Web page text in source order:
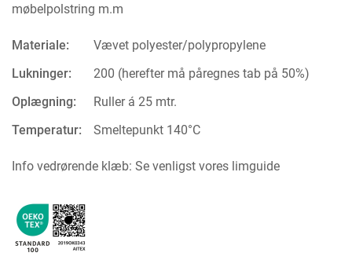
møbelpolstring m.m
Materiale:
Vævet polyester/polypropylene
Lukninger:
200 (herefter må påregnes tab på 50%)
Oplægning:
Ruller á 25 mtr.
Temperatur:
Smeltepunkt 140°C
Info vedrørende klæb: Se venligst vores limguide